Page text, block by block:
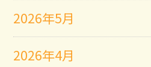
2026年5月
2026年4月